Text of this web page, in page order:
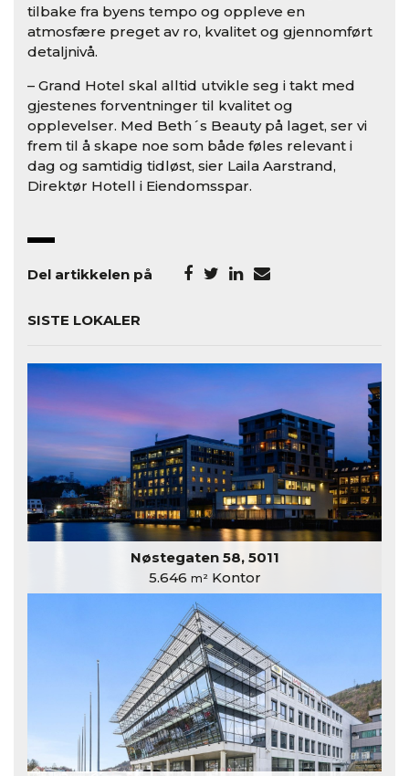
tilbake fra byens tempo og oppleve en
atmosfære preget av ro, kvalitet og gjennomført
detaljnivå.
– Grand Hotel skal alltid utvikle seg i takt med
gjestenes forventninger til kvalitet og
opplevelser. Med Beth´s Beauty på laget, ser vi
frem til å skape noe som både føles relevant i
dag og samtidig tidløst, sier Laila Aarstrand,
Direktør Hotell i Eiendomsspar.
Del artikkelen på
SISTE LOKALER
Nøstegaten 58, 5011
5.646 m²Kontor